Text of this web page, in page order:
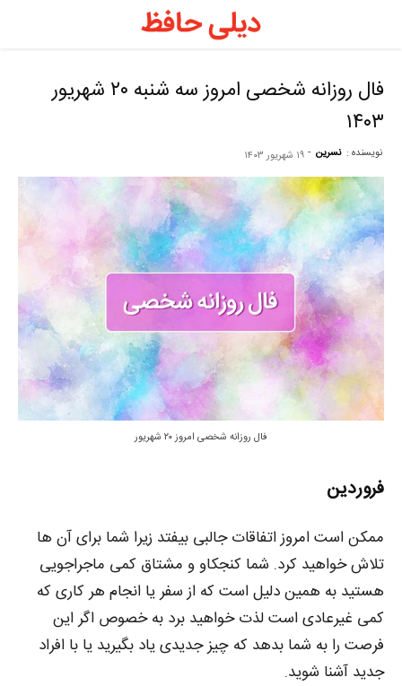
فال روزانه شخصی امروز سه شنبه ۲۰ شهریور
۱۴۰۳
نویسنده : نسرین - ۱۹ شهریور ۱۴۰۳
فال روزانه شخصی امروز ۲۰ شهریور
فروردین
ممکن است امروز اتفاقات جالبی بیفتد زیرا شما برای آن ها
تلاش خواهید کرد. شما کنجکاو و مشتاق کمی ماجراجویی
هستید به همین دلیل است که از سفر یا انجام هر کاری که
کمی غیرعادی است لذت خواهید برد به خصوص اگر این
فرصت را به شما بدهد که چیز جدیدی یاد بگیرید یا با افراد
جدید آشنا شوید.